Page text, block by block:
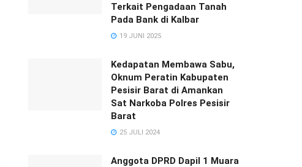
Terkait Pengadaan Tanah
Pada Bank di Kalbar
19 JUNI 2025
Kedapatan Membawa Sabu,
Oknum Peratin Kabupaten
Pesisir Barat di Amankan
Sat Narkoba Polres Pesisir
Barat
25 JULI 2024
Anggota DPRD Dapil 1 Muara